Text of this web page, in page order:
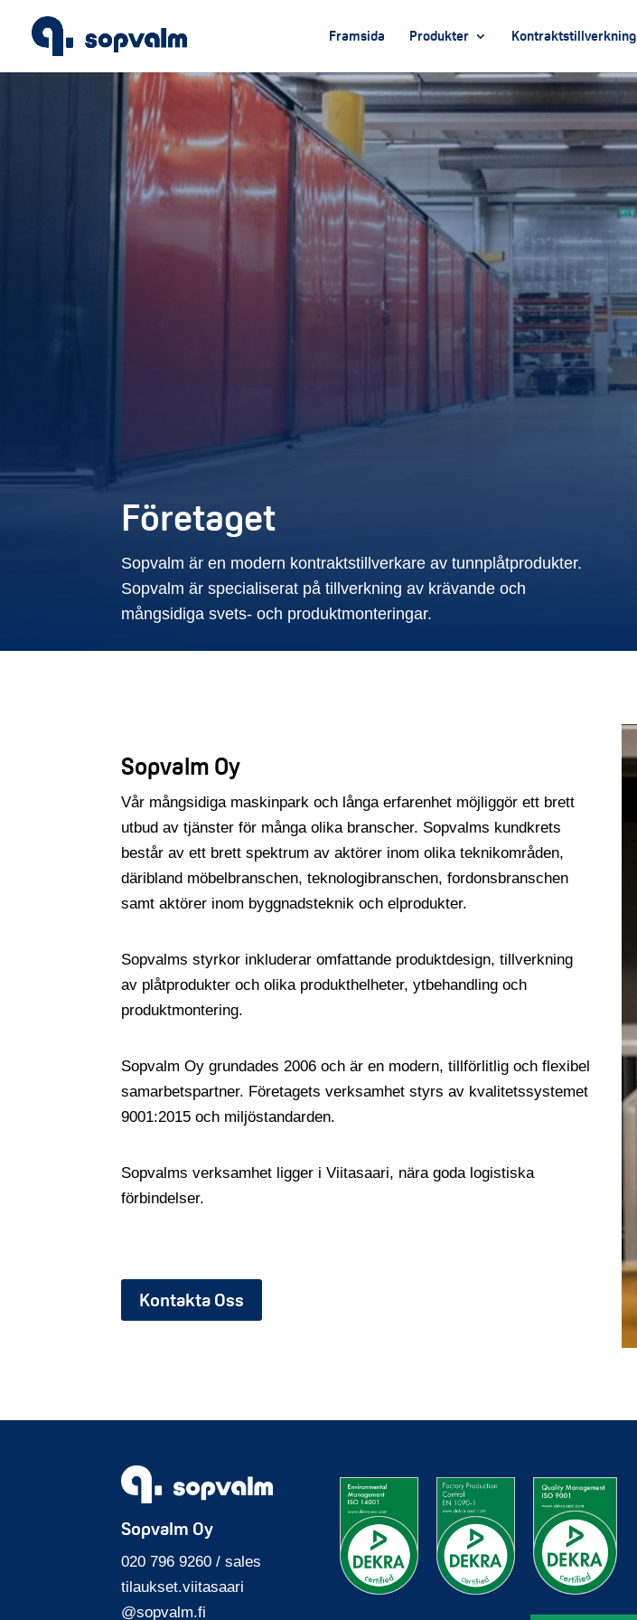
Framsida Produkter Kontraktstillverkning
Företaget
Sopvalm är en modern kontraktstillverkare av tunnplåtprodukter.
Sopvalm är specialiserat på tillverkning av krävande och
mångsidiga svets- och produktmonteringar.
Sopvalm Oy
Vår mångsidiga maskinpark och långa erfarenhet möjliggör ett brett
utbud av tjänster för många olika branscher. Sopvalms kundkrets
består av ett brett spektrum av aktörer inom olika teknikområden,
däribland möbelbranschen, teknologibranschen, fordonsbranschen
samt aktörer inom byggnadsteknik och elprodukter.
Sopvalms styrkor inkluderar omfattande produktdesign, tillverkning
av plåtprodukter och olika produkthelheter, ytbehandling och
produktmontering.
Sopvalm Oy grundades 2006 och är en modern, tillförlitlig och flexibel
samarbetspartner. Företagets verksamhet styrs av kvalitetssystemet
9001:2015 och miljöstandarden.
Sopvalms verksamhet ligger i Viitasaari, nära goda logistiska
förbindelser.
Kontakta Oss
Sopvalm Oy
020 796 9260 / sales
tilaukset.viitasaari
@sopvalm.fi